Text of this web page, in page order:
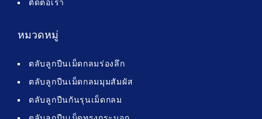
ติดต่อเรา
หมวดหมู่
ตลับลูกปืนเม็ดกลมร่องลึก
ตลับลูกปืนเม็ดกลมมุมสัมผัส
ตลับลูกปืนกันรุนเม็ดกลม